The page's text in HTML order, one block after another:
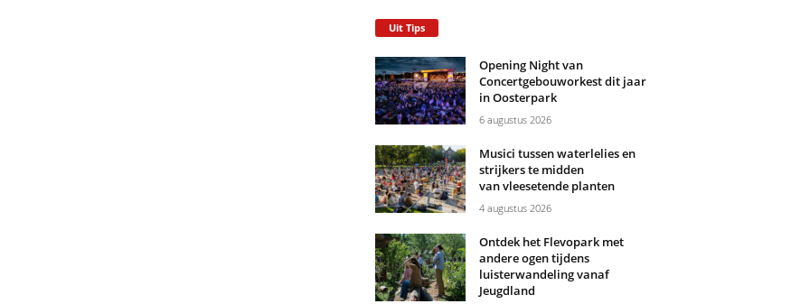
Uit Tips
Opening Night van
Concertgebouworkest dit jaar
in Oosterpark
6 augustus 2026
Musici tussen waterlelies en
strijkers te midden
van vleesetende planten
4 augustus 2026
Ontdek het Flevopark met
andere ogen tijdens
luisterwandeling vanaf
Jeugdland